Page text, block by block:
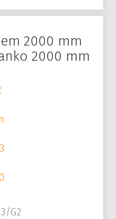
2000 mm
2000 mm
G2